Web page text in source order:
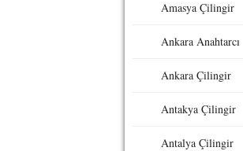
Amasya Çilingir
Ankara Anahtarcı
Ankara Çilingir
Antakya Çilingir
Antalya Çilingir